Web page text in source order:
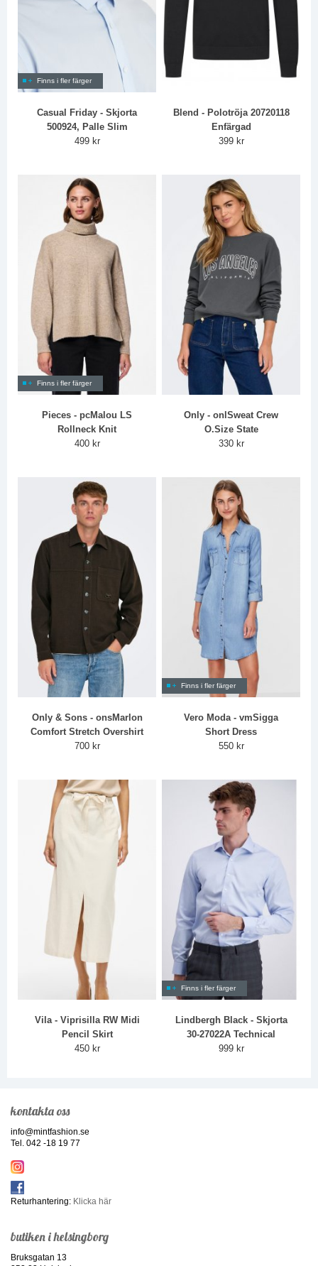
Finns i fler färger
Casual Friday - Skjorta
500924, Palle Slim
499 kr
Blend - Polotröja 20720118
Enfärgad
399 kr
Finns i fler färger
Pieces - pcMalou LS
Rollneck Knit
400 kr
Only - onlSweat Crew
O.Size State
330 kr
Only & Sons - onsMarlon
Comfort Stretch Overshirt
700 kr
Finns i fler färger
Vero Moda - vmSigga
Short Dress
550 kr
Vila - Viprisilla RW Midi
Pencil Skirt
450 kr
Finns i fler färger
Lindbergh Black - Skjorta
30-27022A Technical
999 kr
kontakta oss
info@mintfashion.se
Tel. 042 -18 19 77
Returhantering: Klicka här
butiken i helsingborg
Bruksgatan 13